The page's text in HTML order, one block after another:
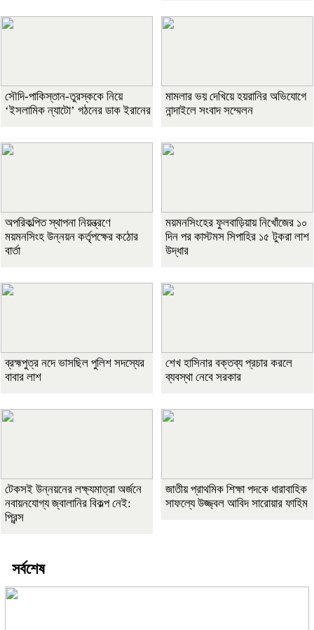
সৌদি-পাকিস্তান-তুরস্ককে নিয়ে
‘ইসলামিক ন্যাটো’ গঠনের ডাক ইরানের
মামলার ভয় দেখিয়ে হয়রানির অভিযোগে
নান্দাইলে সংবাদ সম্মেলন
অপরিকল্পিত স্থাপনা নিয়ন্ত্রণে
ময়মনসিংহ উন্নয়ন কর্তৃপক্ষের কঠোর
বার্তা
ময়মনসিংহের ফুলবাড়িয়ায় নিখোঁজের ১০
দিন পর কাস্টমস সিপাহির ১৫ টুকরা লাশ
উদ্ধার
ব্রহ্মপুত্র নদে ভাসছিল পুলিশ সদস্যের
বাবার লাশ
শেখ হাসিনার বক্তব্য প্রচার করলে
ব্যবস্থা নেবে সরকার
টেকসই উন্নয়নের লক্ষ্যমাত্রা অর্জনে
নবায়নযোগ্য জ্বালানির বিকল্প নেই:
প্রিন্স
জাতীয় প্রাথমিক শিক্ষা পদকে ধারাবাহিক
সাফল্যে উজ্জ্বল আবিদ সারোয়ার ফাহিম
সর্বশেষ